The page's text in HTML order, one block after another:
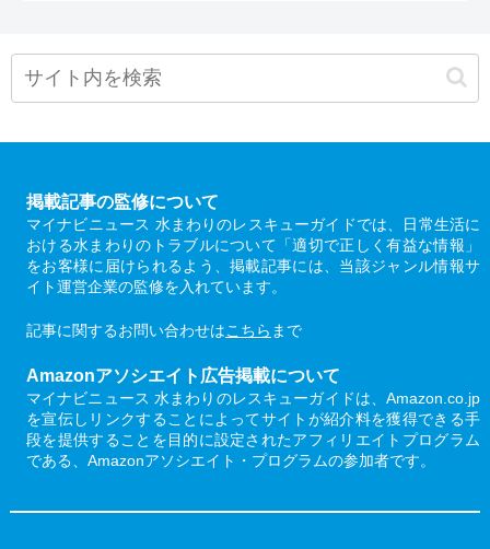
掲載記事の監修について
マイナビニュース 水まわりのレスキューガイドでは、日常生活に
おける水まわりのトラブルについて「適切で正しく有益な情報」
をお客様に届けられるよう、掲載記事には、当該ジャンル情報サ
イト運営企業の監修を入れています。
記事に関するお問い合わせはこちら まで
Amazonアソシエイト広告掲載について
マイナビニュース 水まわりのレスキューガイドは、Amazon.co.jp
を宣伝しリンクすることによってサイトが紹介料を獲得できる手
段を提供することを目的に設定されたアフィリエイトプログラム
である、Amazonアソシエイト・プログラムの参加者です。